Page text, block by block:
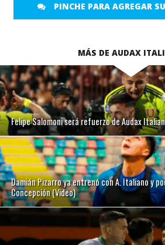
PINCHE PARA AGREGAR
MÁS DE AUDAX
Felipe Salomoni será refuerzo de Audax
Damián Pizarro ya entrenó con A. Italiano y
Concepción (Video)